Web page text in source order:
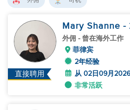
直接聘用
Mary Shanne -
外佣 - 曾在海外工作
菲律宾
2年经验
从 02日09月
非常活跃